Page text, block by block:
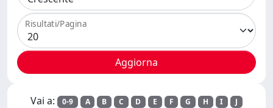
Risultati/Pagina
Vai a: 0-9 A B C D E F G H I
J